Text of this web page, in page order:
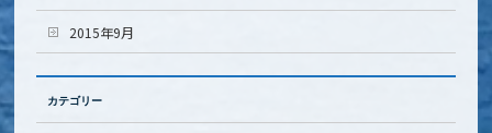
2015年9月
カテゴリー